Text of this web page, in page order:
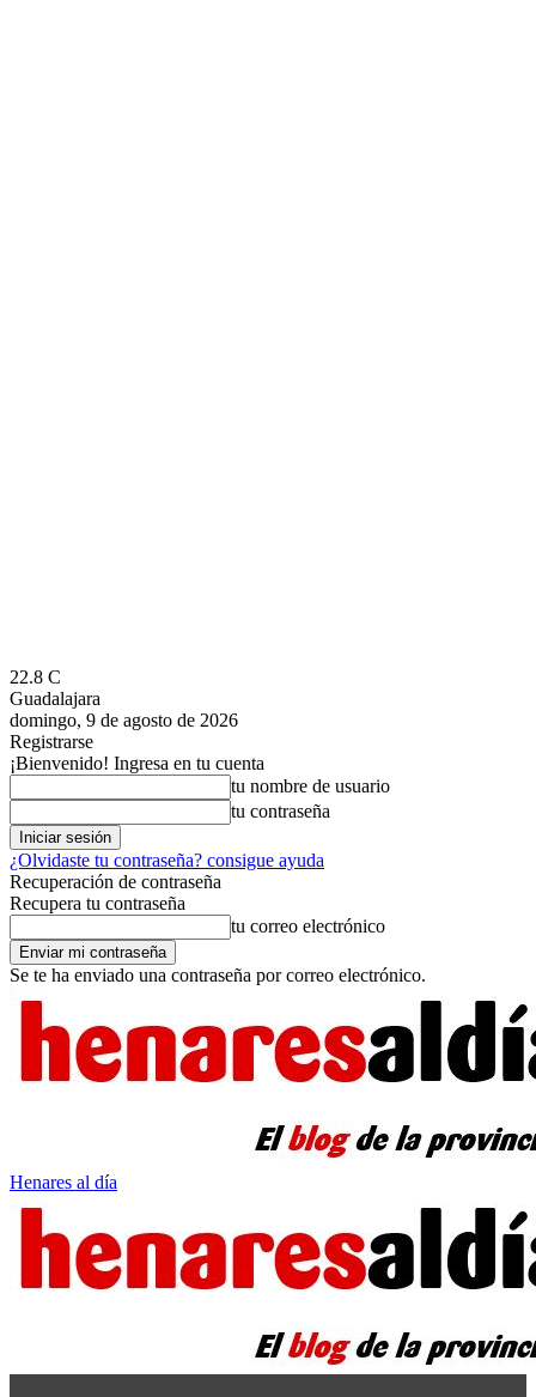
22.8 C
Guadalajara
domingo, 9 de agosto de 2026
Registrarse
¡Bienvenido! Ingresa en tu cuenta
tu nombre de usuario
tu contraseña
¿Olvidaste tu contraseña? consigue ayuda
Recuperación de contraseña
Recupera tu contraseña
tu correo electrónico
Se te ha enviado una contraseña por correo electrónico.
Henares al día